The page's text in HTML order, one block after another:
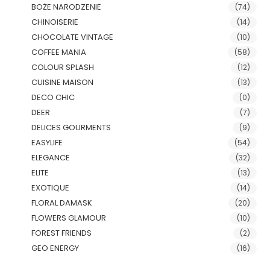
BOŻE NARODZENIE (74)
CHINOISERIE (14)
CHOCOLATE VINTAGE (10)
COFFEE MANIA (58)
COLOUR SPLASH (12)
CUISINE MAISON (13)
DECO CHIC (0)
DEER (7)
DELICES GOURMENTS (9)
EASYLIFE (54)
ELEGANCE (32)
ELITE (13)
EXOTIQUE (14)
FLORAL DAMASK (20)
FLOWERS GLAMOUR (10)
FOREST FRIENDS (2)
GEO ENERGY (16)